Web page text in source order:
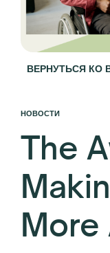
ВЕРНУТЬСЯ КО
НОВОСТИ
The